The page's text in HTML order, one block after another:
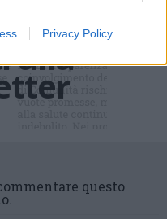
Privacy Policy
alla
questo